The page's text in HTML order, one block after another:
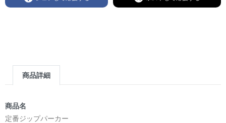
商品詳細
商品名
定番ジップパーカー